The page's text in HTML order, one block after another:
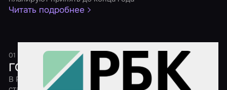
Читать подробнее
01 сентября 2024 1 минута
ГОСТ для квестов
В России началась разработка государственного